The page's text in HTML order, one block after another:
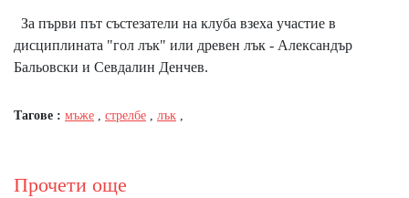
За първи път състезатели на клуба взеха участие в
дисциплината "гол лък" или древен лък - Александър
Бальовски и Севдалин Денчев.
Тагове : мъже , стрелбе , лък ,
Прочети още